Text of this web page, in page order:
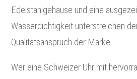
Edelstahlgehäuse und eine
Wasserdichtigkeit unterstreichen
Qualitätsanspruch der Marke.
Wer eine Schweizer Uhr mit